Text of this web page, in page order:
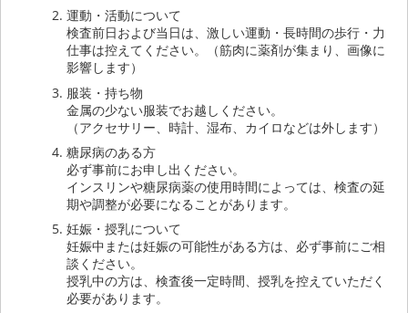
運動・活動について
検査前日および当日は、激しい運動・長時間の歩行・力
仕事は控えてください。（筋肉に薬剤が集まり、画像に
影響します）
服装・持ち物
金属の少ない服装でお越しください。
（アクセサリー、時計、湿布、カイロなどは外します）
糖尿病のある方
必ず事前にお申し出ください。
インスリンや糖尿病薬の使用時間によっては、検査の延
期や調整が必要になることがあります。
妊娠・授乳について
妊娠中または妊娠の可能性がある方は、必ず事前にご相
談ください。
授乳中の方は、検査後一定時間、授乳を控えていただく
必要があります。